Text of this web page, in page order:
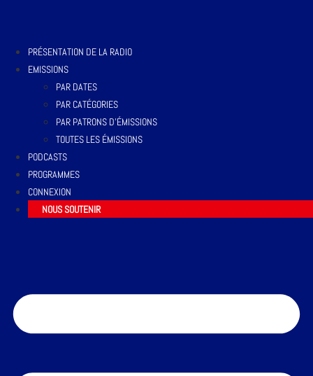
PRÉSENTATION DE LA RADIO
EMISSIONS
PAR DATES
PAR CATÉGORIES
PAR PATRONS D’ÉMISSIONS
TOUTES LES ÉMISSIONS
PODCASTS
PROGRAMMES
CONNEXION
NOUS SOUTENIR